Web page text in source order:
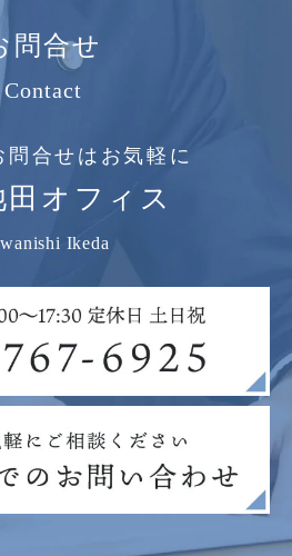
問合せ
Contact
問合せはお気軽に
田オフィス
Ikeda